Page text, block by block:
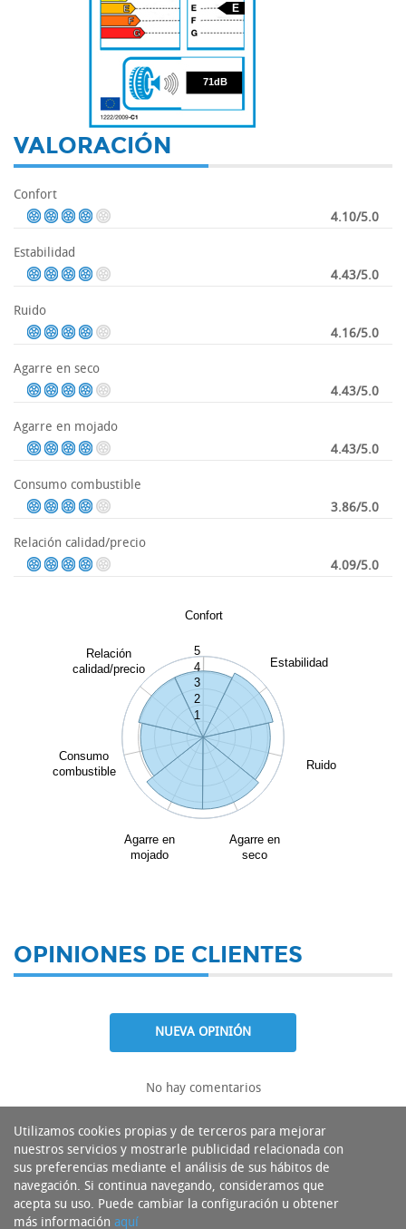
71
E
71dB
VALORACIÓN
Confort
4.10/5.0
Estabilidad
4.43/5.0
Ruido
4.16/5.0
Agarre en seco
4.43/5.0
Agarre en mojado
4.43/5.0
Consumo combustible
3.86/5.0
Relación calidad/precio
4.09/5.0
Confort
Estabilidad
Ruido
Agarre en
seco
Agarre en
mojado
Consumo
combustible
Relación
calidad/precio
1
2
3
4
5
OPINIONES DE CLIENTES
NUEVA OPINIÓN
No hay comentarios
Utilizamos cookies propias y de terceros para mejorar
nuestros servicios y mostrarle publicidad relacionada con
sus preferencias mediante el análisis de sus hábitos de
navegación. Si continua navegando, consideramos que
acepta su uso. Puede cambiar la configuración u obtener
más información aquí